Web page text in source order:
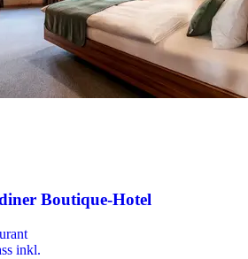
Boutique-Hotel
inkl.